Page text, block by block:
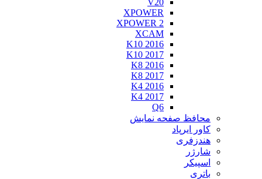
XPOWER
XPOWER 2
XCAM
K10 2016
K10 2017
K8 2016
K8 2017
K4 2016
K4 2017
محافظ صفحه نمایش
کاور ایرپاد
هندزفری
اسپیکر